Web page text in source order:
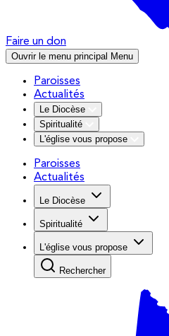
Faire un don
Ouvrir le menu principal Menu
Paroisses
Actualités
Le Diocèse
Spiritualité
L'église vous propose
Paroisses
Actualités
Le Diocèse
Spiritualité
L'église vous propose
Rechercher